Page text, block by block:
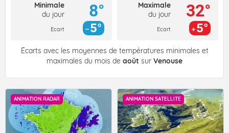
Minimale
du jour
Ecart
8°
5°
Maximale
du jour
Ecart
32°
5°
Écarts avec les moyennes de températures minimales et
maximales du mois de août sur Venouse
ANIMATION RADAR ANIMATION SATELLITE